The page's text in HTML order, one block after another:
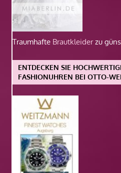
Traumhafte Brautkleiderzu
ENTDECKEN SIE
FASHIONUHREN BEI OTTO-